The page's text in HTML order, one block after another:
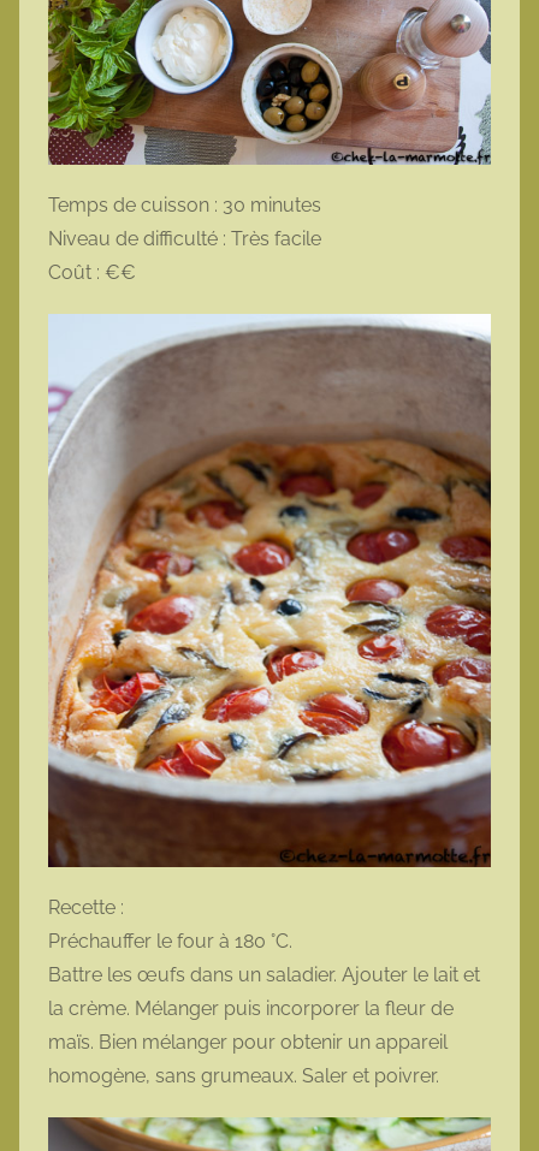
Temps de cuisson : 30 minutes
Niveau de difficulté : Très facile
Coût : €€
Recette :
Préchauffer le four à 180 °C.
Battre les œufs dans un saladier. Ajouter le lait et
la crème. Mélanger puis incorporer la fleur de
maïs. Bien mélanger pour obtenir un appareil
homogène, sans grumeaux. Saler et poivrer.